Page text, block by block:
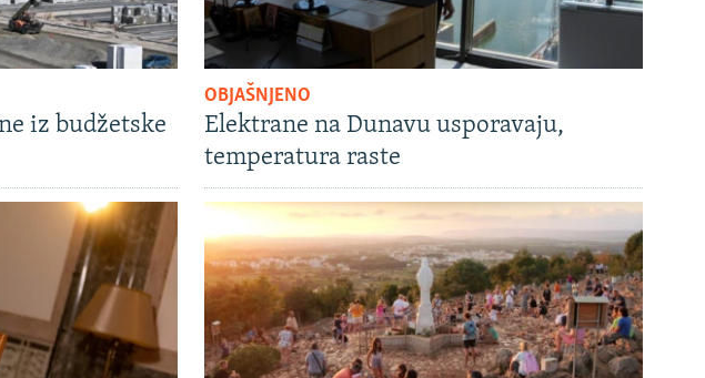
iz budžetske
OBJAŠNJENO
Elektrane na Dunavu usporavaju,
temperatura raste